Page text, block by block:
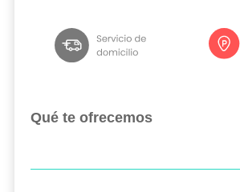
Qué te ofrecemos